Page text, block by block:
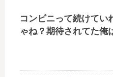
コンビニって続けてい
ゃね？期待されてた俺